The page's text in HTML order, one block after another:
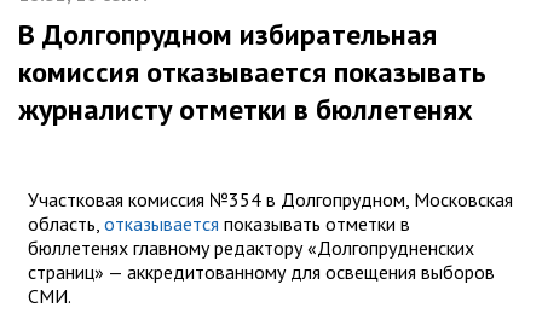
В Долгопрудном избирательная
комиссия отказывается показывать
журналисту отметки в бюллетенях
Участковая комиссия №354 в Долгопрудном, Московская
область, отказывается показывать отметки в
бюллетенях главному редактору «Долгопрудненских
страниц» — аккредитованному для освещения выборов
СМИ.